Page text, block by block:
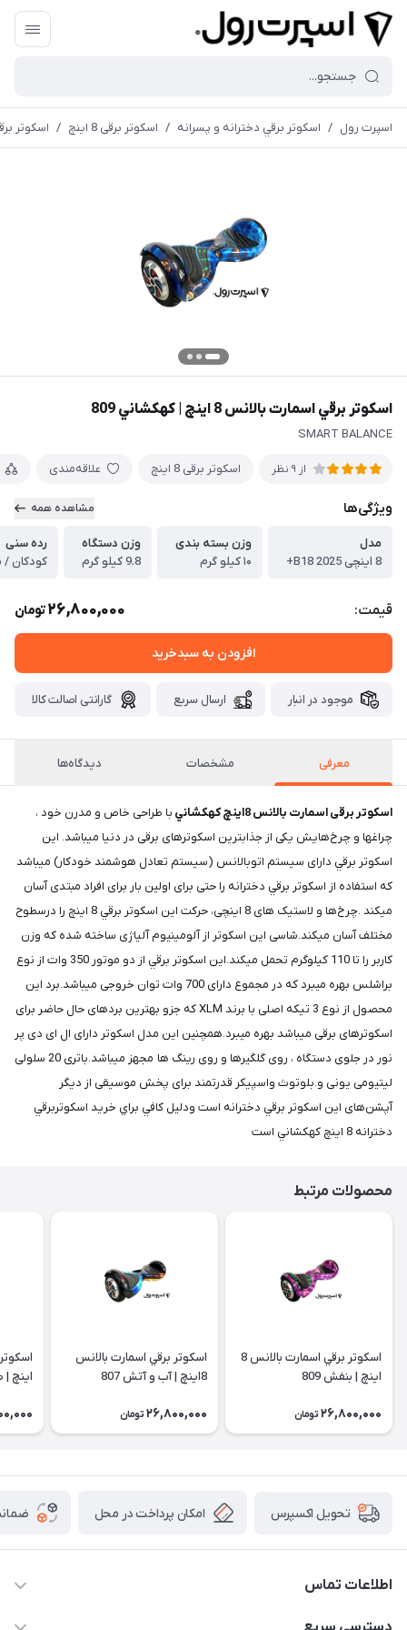
اسپرت رول / اسكوتر برقي دخترانه و پسرانه / اسكوتر برقی 8 اينچ / اسكوتر برقي
اسكوتر برقي اسمارت بالانس 8 اينچ |‌ كهكشاني 809
SMART BALANCE
از 9 نظر اسكوتر برقی 8 اينچ علاقه‌مندی
ویژگی‌ها مشاهده همه
مدل
8 اینچی 2025 B18+
وزن بسته بندی
۱۰ کیلو گرم
وزن دستگاه
9.8 کیلو گرم
رده سنی
کودکان /
قیمت: 26,800,000تومان
افزودن به سبدخرید
موجود در انبار ارسال سریع گارانتی اصالت کالا
معرفی مشخصات دیدگاه‌ها
اسکوتر برقی اسمارت بالانس 8اينچ كهكشاني
با طراحی خاص و مدرن خود ،
چراغها و چرخ‌هایش یکی از جذابترين اسکوتر‌های برقی در دنیا میباشد. این
اسکوتر برقي دارای سیستم اتوبالانس (سیستم تعادل هوشمند خودکار) میباشد
که استفاده از اسکوتر برقي دخترانه را حتی برای اولین بار برای افراد مبتدی آسان
میکند .چرخ‌ها و لاستیک های 8 اینچی، حرکت این اسکوتر برقي 8 اينچ را درسطوح
مختلف آسان میکند.شاسی این اسکوتر از آلومینیوم آلیاژی ساخته شده که وزن
کاربر را تا 110 کیلوگرم تحمل میکند.این اسکوتر برقي از دو موتور 350 وات از نوع
براشلس بهره میبرد که در مجموع دارای 700 وات توان خروجی میباشد.برد این
محصول از نوع 3 تیکه اصلی با برند XLM که جزو بهترین بردهای حال حاضر برای
اسکوترهای برقی میباشد بهره میبرد.همچنین این مدل اسکوتر دارای ال ای دی پر
نور در جلوی دستگاه ، روی گلگیرها و روی رینگ ها مجهز میباشد.باتری 20 سلولی
لیتیومی یونی و.بلوتوث واسپیکر قدرتمند برای پخش موسیقی از دیگر
آپشن‌های این اسکوتر برقي دخترانه است ودليل كافي براي خريد اسكوتربرقي
دخترانه 8 اينچ كهكشاني است
محصولات مرتبط
اسكوتر برقي اسمارت بالانس 8
اينچ |‌ بنفش 809
26,800,000 تومان
اسكوتر برقي اسمارت بالانس
8اينچ | آب و آتش 807
26,800,000 تومان
اينچ |‌
تحویل اکسپرس امکان پرداخت در محل
اطلاعات تماس
۰۹۳۵۶۰۴۰۳۶۵